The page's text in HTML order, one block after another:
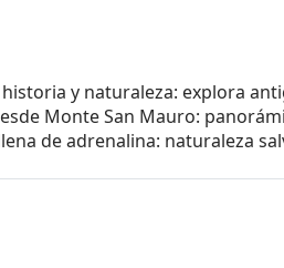
y naturaleza: explora
Monte San Mauro:
de adrenalina: naturaleza